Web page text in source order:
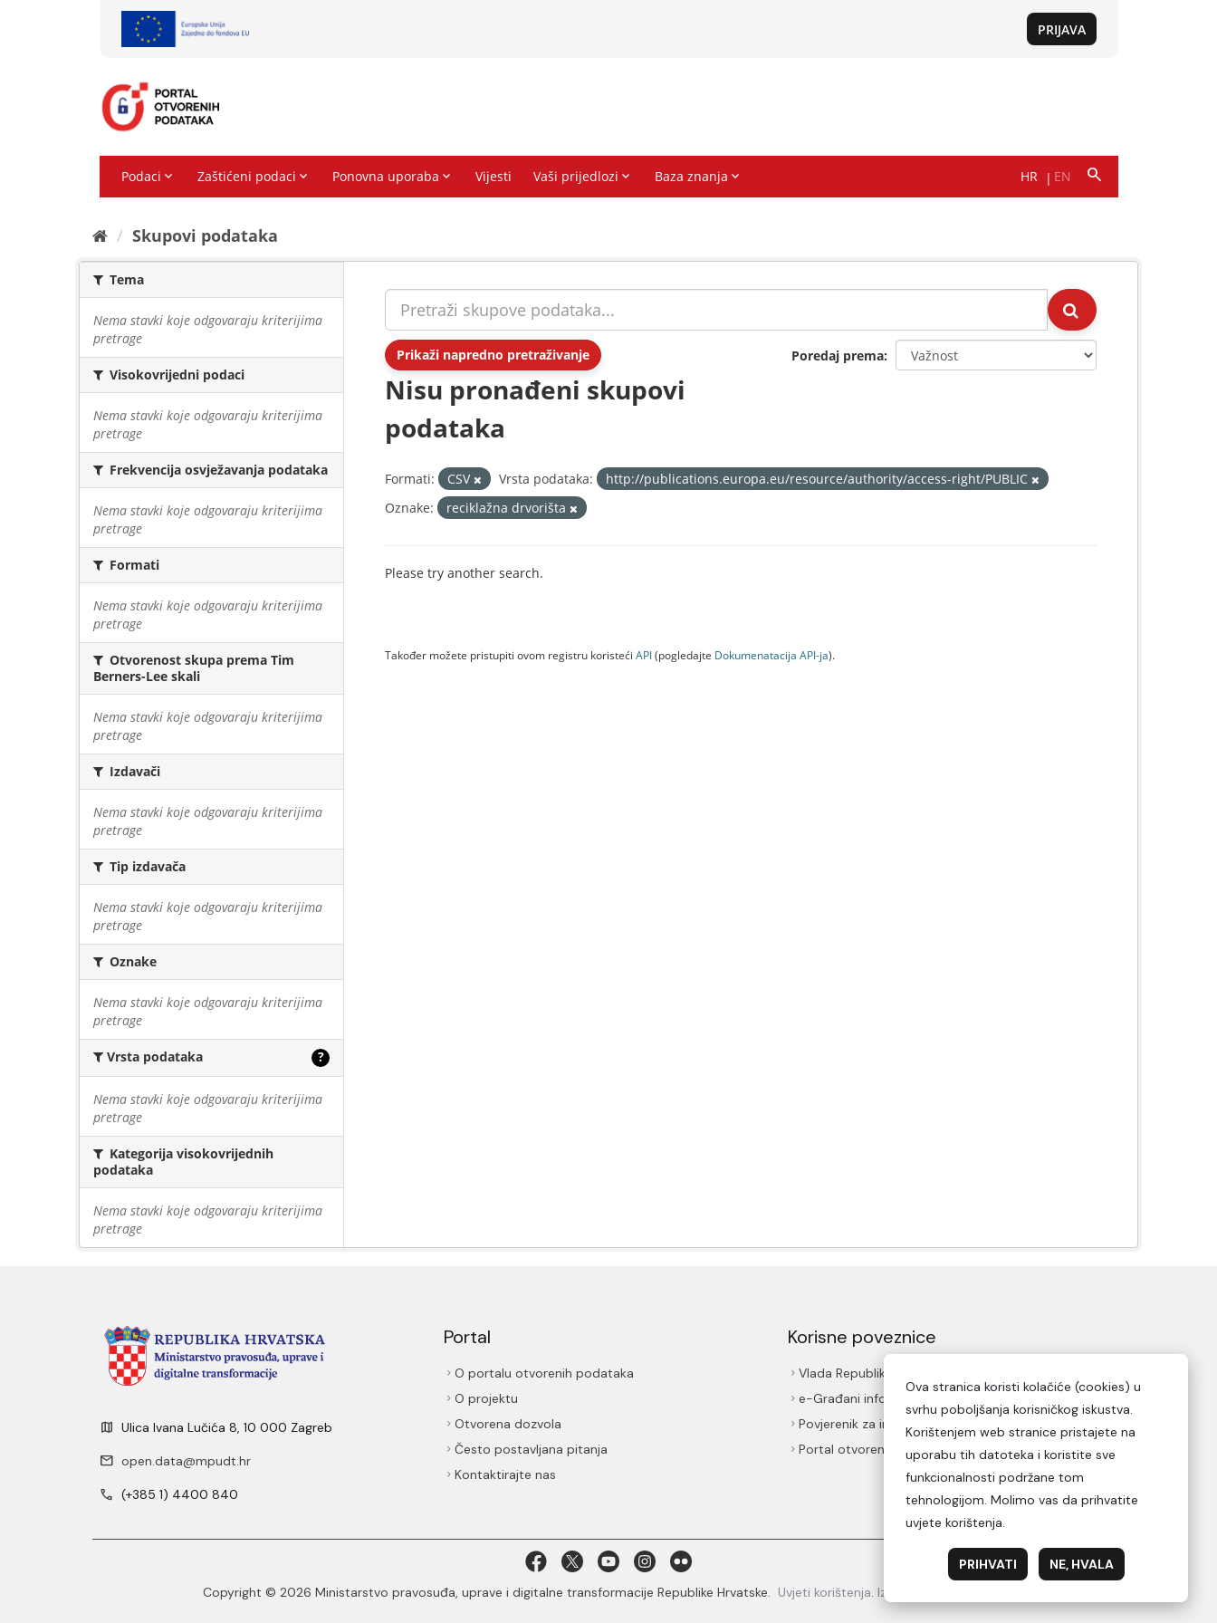
Skupovi podаtаkа
Tema
Nema stavki koje odgovaraju kriterijima
pretrage
Visokovrijedni podaci
Nema stavki koje odgovaraju kriterijima
pretrage
Frekvencija osvježavanja podataka
Nema stavki koje odgovaraju kriterijima
pretrage
Formati
Nema stavki koje odgovaraju kriterijima
pretrage
Otvorenost skupa prema Tim
Berners-Lee skali
Nema stavki koje odgovaraju kriterijima
pretrage
Izdavači
Nema stavki koje odgovaraju kriterijima
pretrage
Tip izdavača
Nema stavki koje odgovaraju kriterijima
pretrage
Oznake
Nema stavki koje odgovaraju kriterijima
pretrage
Vrsta podataka ?
Nema stavki koje odgovaraju kriterijima
pretrage
Kategorija visokovrijednih
podataka
Nema stavki koje odgovaraju kriterijima
pretrage
Prikaži napredno pretraživanje Poredaj prema
Nisu pronađeni skupovi
podataka
Formati: CSV Vrsta podataka:
http://publications.europa.eu/resource/authority/access-right/PUBLIC
Oznake:
reciklažna drvorišta
Please try another search.
Također možete pristupiti ovom registru koristeći API(pogledajte Dokumenаtаcijа API-jа).